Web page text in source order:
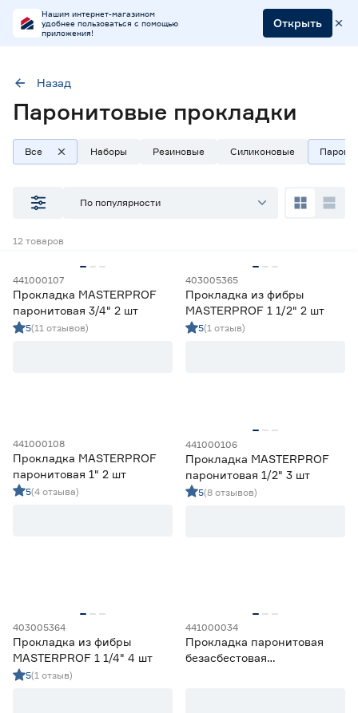
Нашим интернет-магазином
удобнее пользоваться с помощью
приложения!
Открыть
ТипПрокладки паронитовые
Наличие в магазинах
ул. Селезнева, 4
ул. им. Данилы Волкореза, 2
Тип
Наборы прокладок
Цена
от до
Резина, пластик
Диаметр (дюйм)
1 3
1 1/2 1
1 1/4 3
Назад
Паронитовые прокладки
Все Наборы Резиновые Силиконовые
По популярности
12 товаров
441000107
Прокладка MASTERPROF
паронитовая 3/4" 2 шт
5(11 отзывов)
403005365
Прокладка из фибры
MASTERPROF 1 1/2" 2 шт
5(1 отзыв)
441000108
Прокладка MASTERPROF
паронитовая 1" 2 шт
5(4 отзыва)
441000106
Прокладка MASTERPROF
паронитовая 1/2" 3 шт
5(8 отзывов)
403005364
Прокладка из фибры
MASTERPROF 1 1/4" 4 шт
5(1 отзыв)
441000034
Прокладка паронитовая
безасбестовая